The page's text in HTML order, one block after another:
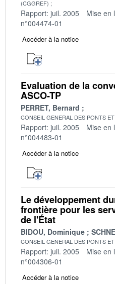
(CGGREF)
Rapport: juil. 2005 Mise en
n°004474-01
Accéder à la notice
Evaluation de la
ASCO-TP
PERRET, Bernard
CONSEIL GENERAL DES PONTS
Rapport: juil. 2005 Mise en
n°004483-01
Accéder à la notice
Le développement
frontière pour les
de l'État
BIDOU, Dominique
CONSEIL GENERAL DES PONTS
Rapport: juil. 2005 Mise en
n°004306-01
Accéder à la notice